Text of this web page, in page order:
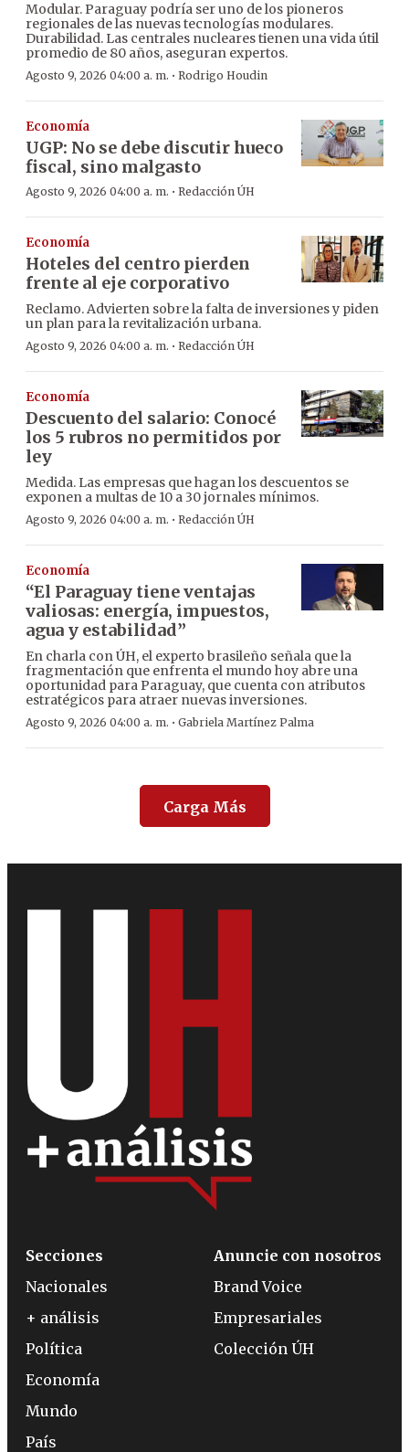
Modular. Paraguay podría ser uno de los pioneros
regionales de las nuevas tecnologías modulares.
Durabilidad. Las centrales nucleares tienen una vida útil
promedio de 80 años, aseguran expertos.
Agosto 9, 2026 04:00 a. m. · Rodrigo Houdin
Economía
UGP: No se debe discutir hueco
fiscal, sino malgasto
Agosto 9, 2026 04:00 a. m. · Redacción ÚH
Economía
Hoteles del centro pierden
frente al eje corporativo
Reclamo. Advierten sobre la falta de inversiones y piden
un plan para la revitalización urbana.
Agosto 9, 2026 04:00 a. m. · Redacción ÚH
Economía
Descuento del salario: Conocé
los 5 rubros no permitidos por
ley
Medida. Las empresas que hagan los descuentos se
exponen a multas de 10 a 30 jornales mínimos.
Agosto 9, 2026 04:00 a. m. · Redacción ÚH
Economía
“El Paraguay tiene ventajas
valiosas: energía, impuestos,
agua y estabilidad”
En charla con ÚH, el experto brasileño señala que la
fragmentación que enfrenta el mundo hoy abre una
oportunidad para Paraguay, que cuenta con atributos
estratégicos para atraer nuevas inversiones.
Agosto 9, 2026 04:00 a. m. · Gabriela Martínez Palma
Carga Más
Secciones
Nacionales
+ análisis
Política
Economía
Mundo
País
Anuncie con nosotros
Brand Voice
Empresariales
Colección ÚH